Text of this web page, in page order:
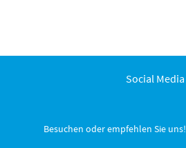
Social Media
Besuchen oder empfehlen Sie uns!